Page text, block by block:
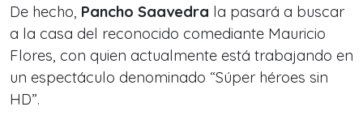
De hecho, Pancho Saavedra la pasará a buscar
a la casa del reconocido comediante Mauricio
Flores, con quien actualmente está trabajando en
un espectáculo denominado “Súper héroes sin
HD”.